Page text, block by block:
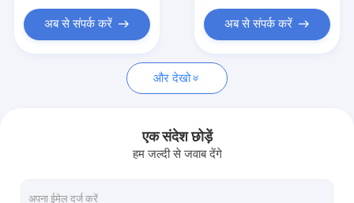
एएसी ब्लॉक कटिंग मशीन
स्वचालित कंक्रीट ब्लॉक बनाने की मशीन
अर्ध स्वचालित ब्लॉक बनाने की मशीन
लाइटवेट वॉल पैनल मशीन
एएसी आटोक्लेव
अब से संपर्क करें अब से संपर्क करें
और देखो
एक संदेश छोड़ें
हम जल्दी से जवाब देंगे